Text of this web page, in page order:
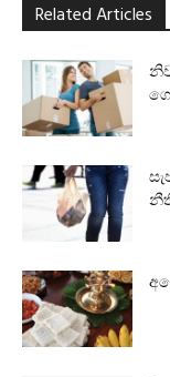
Related Articles